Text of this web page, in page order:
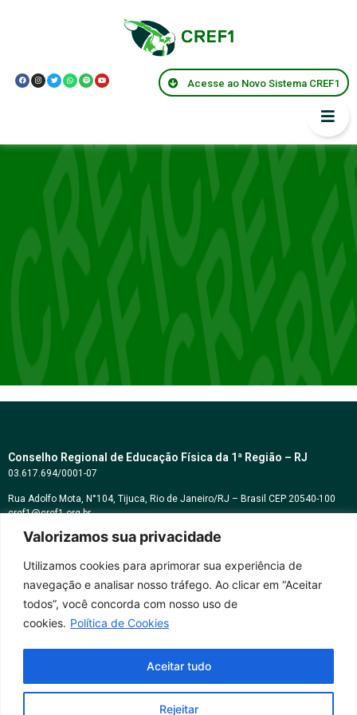
Valorizamos sua privacidade
Utilizamos cookies para aprimorar sua experiência de
navegação e analisar nosso tráfego. Ao clicar em “Aceitar
todos”, você concorda com nosso uso de
cookies. Política de Cookies
Rejeitar
Aceitar tudo
Acesse ao Novo Sistema CREF1
Conselho Regional de Educação Física da 1ª Região – RJ
03.617.694/0001-07
Rua Adolfo Mota, N°104, Tijuca, Rio de Janeiro/RJ – Brasil CEP 20540-100
cref1@cref1.org.br
Assessoria de comunicação:
Horários de atendimento:
Whatsapp: (21) 2569-2398